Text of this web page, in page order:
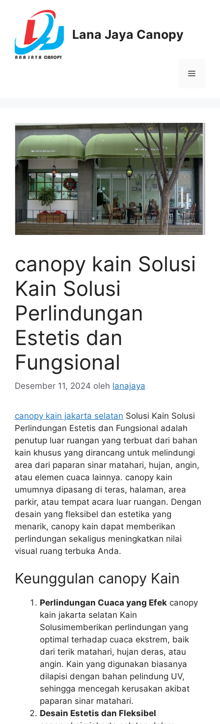
Lana Jaya Canopy
Menu
canopy kain Solusi
Kain Solusi
Perlindungan
Estetis dan
Fungsional
Desember 11, 2024 oleh lanajaya
canopy kain jakarta selatan Solusi Kain Solusi
Perlindungan Estetis dan Fungsional adalah
penutup luar ruangan yang terbuat dari bahan
kain khusus yang dirancang untuk melindungi
area dari paparan sinar matahari, hujan, angin,
atau elemen cuaca lainnya. canopy kain
umumnya dipasang di teras, halaman, area
parkir, atau tempat acara luar ruangan. Dengan
desain yang fleksibel dan estetika yang
menarik, canopy kain dapat memberikan
perlindungan sekaligus meningkatkan nilai
visual ruang terbuka Anda.
Keunggulan canopy Kain
Perlindungan Cuaca yang Efek canopy
kain jakarta selatan Kain
Solusimemberikan perlindungan yang
optimal terhadap cuaca ekstrem, baik
dari terik matahari, hujan deras, atau
angin. Kain yang digunakan biasanya
dilapisi dengan bahan pelindung UV,
sehingga mencegah kerusakan akibat
paparan sinar matahari.
Desain Estetis dan Fleksibel